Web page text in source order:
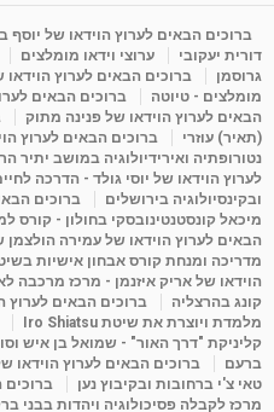
מדיטציה בדמיון מודרך - היכרות
מאת admin 11 שנים 3,649 צפיות
פנינה מתוק - מרכז "נתיב הלב"
מדיטציה-התחדשות
Shahar-vod
ברוכים הבאים לערוץ הוידאו של יוסף
דורית יעקובי
ערוצי וידאו מומלצים
גרוסמן
ברוכים הבאים לערוץ הוידאו
מומלצים - טיוטה
ברוכים הבאים
הבאים לערוץ הוידאו של פנינה מתוק
(תאיר) עוזרי
ברוכים הבאים לערוץ
נטורופתיה ואירידיולוגיה במושב יתיר
לערוץ הוידאו של יוסי גולד - הדרכה
ובקינסיולוגיה בירושלים
ברוכים
מיכאל קונסטנטינובסקי בחולון - קורס
הבאים לערוץ הוידאו של עמירה
מדריכה ומנחת קורס אבחון אישיות
הוידאו של אריק איזנמן - מרכז מרכבה
קונג בהרצליה
ברוכים הבאים לערוץ
מלמדת ויוצרת את שיטת Iro Shiatsu
קליניקת "דרך האור" - שמואל בן איש
ברעם
ברוכים הבאים לערוץ הוידאו
טאי צ'י ברחובות ובקיבוץ נען
ברוכים
מרכז לקבלה פסיכולוגיה ויהדות בבני